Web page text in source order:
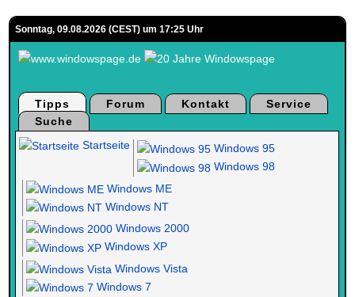
Sonntag, 09.08.2026 (CEST) um 17:25 Uhr
Tipps Forum Kontakt
Service
Suche
Startseite
Windows 95
Windows 98
Windows ME
Windows NT
Windows 2000
Windows XP
Windows Vista
Windows 7